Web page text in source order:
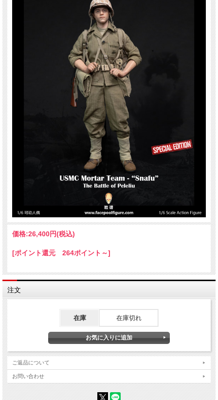
価格:26,400円(税込)
[ポイント還元 264ポイント～]
注文
在庫 在庫切れ
ご返品について
お問い合わせ